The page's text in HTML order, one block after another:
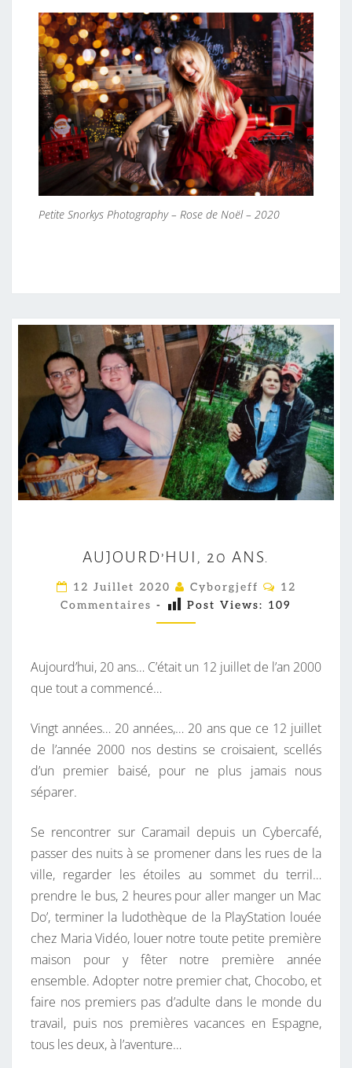
Petite Snorkys Photography – Rose de Noël – 2020
U
J
U
D
U
I
,
A
N
S
.
AUJOURD’HUI, 20 ANS.
12 Juillet 2020 Cyborgjeff
C
M
T
A
S
12
Commentaires - Post Views: 109
Aujourd’hui, 20 ans… C’était un 12 juillet de l’an 2000
que tout a commencé…
Vingt années… 20 années,… 20 ans que ce 12 juillet
de l’année 2000 nos destins se croisaient, scellés
d’un premier baisé, pour ne plus jamais nous
séparer.
Se rencontrer sur Caramail depuis un Cybercafé,
passer des nuits à se promener dans les rues de la
ville, regarder les étoiles au sommet du terril…
prendre le bus, 2 heures pour aller manger un Mac
Do’, terminer la ludothèque de la PlayStation louée
chez Maria Vidéo, louer notre toute petite première
maison pour y fêter notre première année
ensemble. Adopter notre premier chat, Chocobo, et
faire nos premiers pas d’adulte dans le monde du
travail, puis nos premières vacances en Espagne,
tous les deux, à l’aventure…